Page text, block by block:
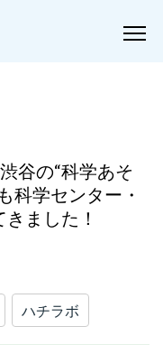
谷の“科学あそ
科学センター・
ました！
ハチラボ